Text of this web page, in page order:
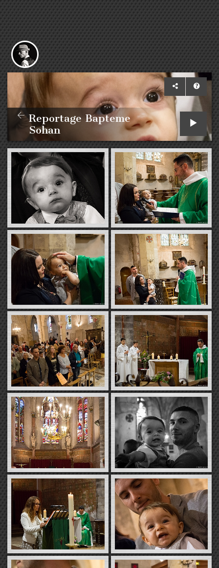
Reportage Bapteme
Sohan